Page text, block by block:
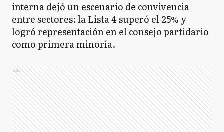
interna dejó un escenario de convivencia
entre sectores: la Lista 4 superó el 25% y
logró representación en el consejo partidario
como primera minoría.
Ads